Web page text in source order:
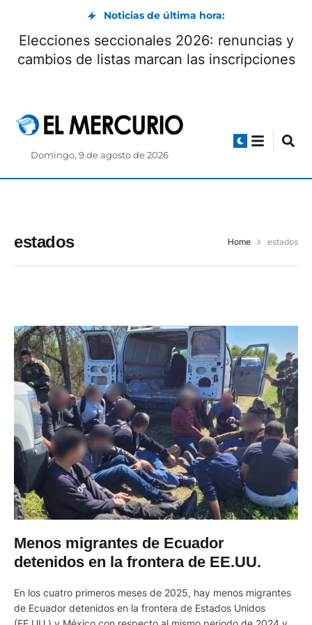
Noticias de última hora:
Elecciones seccionales 2026: renuncias y
cambios de listas marcan las inscripciones
Domingo, 9 de agosto de 2026
estados Home estados
Menos migrantes de Ecuador
detenidos en la frontera de EE.UU.
En los cuatro primeros meses de 2025, hay menos migrantes
de Ecuador detenidos en la frontera de Estados Unidos